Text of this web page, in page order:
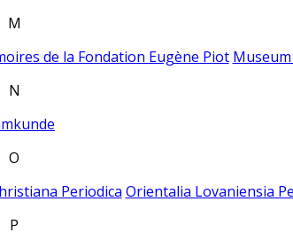
M
de la Fondation Eugène Piot
N
O
Periodica Orientalia Lovaniensia
P